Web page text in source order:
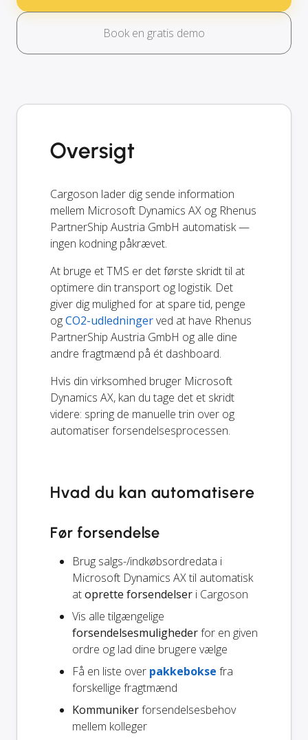
Book en gratis demo
Oversigt
Cargoson lader dig sende information
mellem Microsoft Dynamics AX og Rhenus
PartnerShip Austria GmbH automatisk —
ingen kodning påkrævet.
At bruge et TMS er det første skridt til at
optimere din transport og logistik. Det
giver dig mulighed for at spare tid, penge
ogCO2-udledningerved at have Rhenus
PartnerShip Austria GmbH og alle dine
andre fragtmænd på ét dashboard.
Hvis din virksomhed bruger Microsoft
Dynamics AX, kan du tage det et skridt
videre: spring de manuelle trin over og
automatiser forsendelsesprocessen.
Hvad du kan automatisere
Før forsendelse
Brug salgs-/indkøbsordredata i
Microsoft Dynamics AX til automatisk
atoprette forsendelser i Cargoson
Vis alle tilgængelige
forsendelsesmulighederfor en given
ordre og lad dine brugere vælge
Få en liste over pakkebokse fra
forskellige fragtmænd
Kommunikerforsendelsesbehov
mellem kolleger